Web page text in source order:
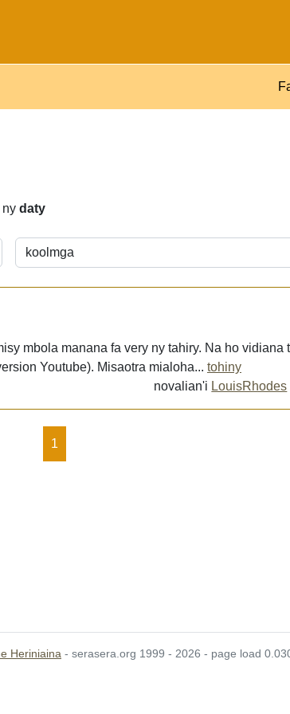
ny daty
mbola manana fa very ny tahiry. Na ho vidiana
Youtube). Misaotra mialoha... tohiny
novalian'i LouisRhodes
1
Heriniaina - serasera.org 1999 - 2026 - page load